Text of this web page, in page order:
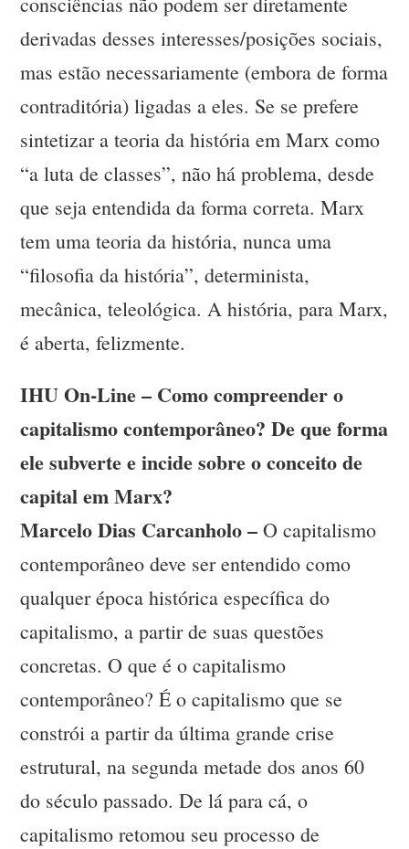
derivadas desses interesses/posições sociais,
mas estão necessariamente (embora de forma
contraditória) ligadas a eles. Se se prefere
sintetizar a teoria da história em Marx como
“a luta de classes”, não há problema, desde
que seja entendida da forma correta. Marx
tem uma teoria da história, nunca uma
“filosofia da história”, determinista,
mecânica, teleológica. A história, para Marx,
é aberta, felizmente.
IHU On-Line – Como compreender o
capitalismo contemporâneo? De que forma
ele subverte e incide sobre o conceito de
capital em Marx?
Marcelo Dias Carcanholo – O capitalismo
contemporâneo deve ser entendido como
qualquer época histórica específica do
capitalismo, a partir de suas questões
concretas. O que é o capitalismo
contemporâneo? É o capitalismo que se
constrói a partir da última grande crise
estrutural, na segunda metade dos anos 60
do século passado. De lá para cá, o
capitalismo retomou seu processo de